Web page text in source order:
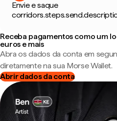
Envie e saque
Receba pagamentos como um
euros e mais
Abra os dados da conta em
diretamente na sua Morse Wallet.
Abrir dados da conta